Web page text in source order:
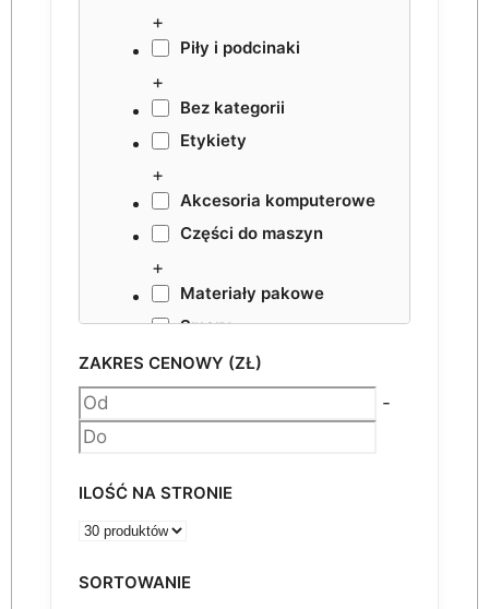
+
Piły i podcinaki
+
Bez kategorii
Etykiety
+
Akcesoria komputerowe
Części do maszyn
+
Materiały pakowe
Smary
NESTING VHF
Akcesoria
ZAKRES CENOWY (ZŁ)
-
ILOŚĆ NA STRONIE
SORTOWANIE